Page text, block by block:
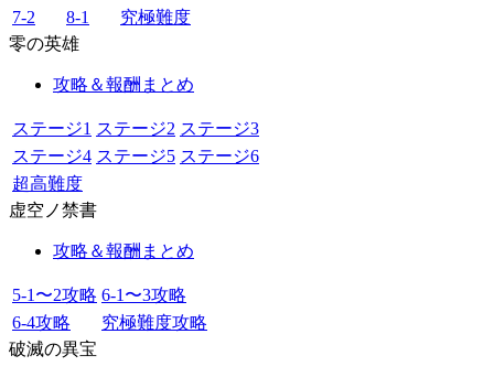
7-2
8-1
究極難度
零の英雄
攻略＆報酬まとめ
ステージ1 ステージ2 ステージ3
ステージ4 ステージ5 ステージ6
超高難度
虚空ノ禁書
攻略＆報酬まとめ
5-1〜2攻略 6-1〜3攻略
6-4攻略
究極難度攻略
破滅の異宝